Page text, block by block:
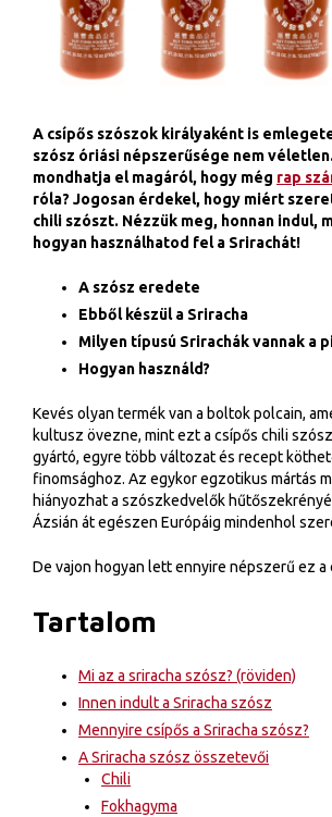
A csípős szószok királyaként is
szósz óriási népszerűsége nem
mondhatja el magáról, hogy még rap
róla? Jogosan érdekel, hogy miért
chili szószt. Nézzük meg, honnan indul,
hogyan használhatod fel a Srirachát!
A szósz eredete
Ebből készül a Sriracha
Milyen típusú Srirachák vannak a
Hogyan használd?
Kevés olyan termék van a boltok polcain,
kultusz övezne, mint ezt a csípős chili
gyártó, egyre több változat és recept
finomsághoz. Az egykor egzotikus mártás
hiányozhat a szószkedvelők
Ázsián át egészen Európáig mindenhol
De vajon hogyan lett ennyire népszerű ez a
Tartalom
Mi az a sriracha szósz? (röviden)
Innen indult a Sriracha szósz
Mennyire csípős a Sriracha szósz?
A Sriracha szósz összetevői
Chili
Fokhagyma